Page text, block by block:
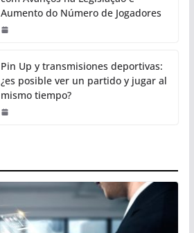
Aumento do Número de Jogadores
Pin Up y transmisiones deportivas:
¿es posible ver un partido y jugar al
mismo tiempo?